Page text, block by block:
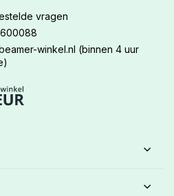
vragen
winkel.nl (binnen 4 uur